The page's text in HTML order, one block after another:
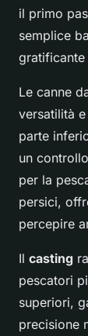
il primo
semplice
Le canne
versatilità
parte
un
per la
persici,
percepire
Il casting
pescatori
superiori,
precisione